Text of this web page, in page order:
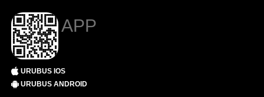
APP
URUBUS IOS
URUBUS ANDROID